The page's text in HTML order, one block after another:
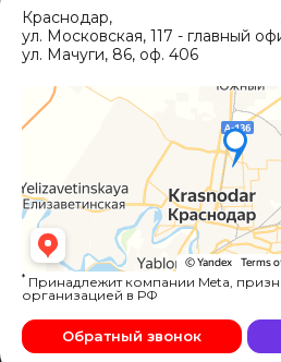
Краснодар,
ул. Московская, 117 - главный
ул. Мачуги, 86, оф. 406
* Принадлежит компании Meta,
организацией в РФ
Обратный звонок